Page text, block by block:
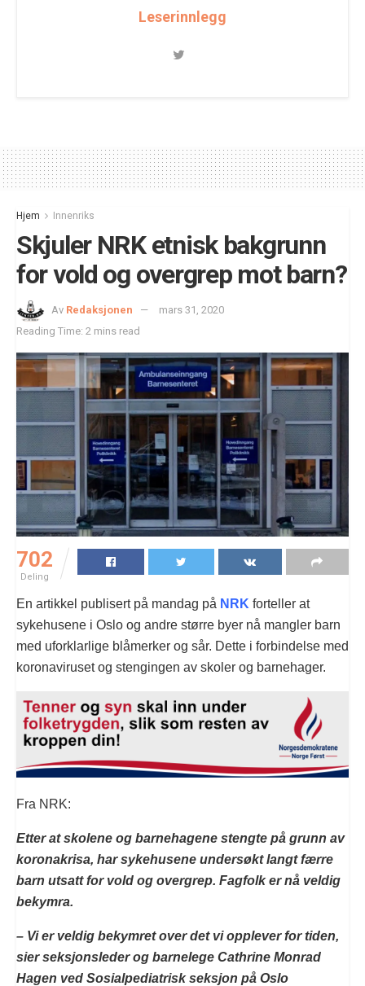
Leserinnlegg
Hjem Innenriks
Skjuler NRK etnisk bakgrunn
for vold og overgrep mot barn?
Av Redaksjonen
mars 31, 2020
Reading Time: 2 mins read
702
Deling
En artikkel publisert på mandag på NRK forteller at
sykehusene i Oslo og andre større byer nå mangler barn
med uforklarlige blåmerker og sår. Dette i forbindelse med
koronaviruset og stengingen av skoler og barnehager.
Fra NRK:
Etter at skolene og barnehagene stengte på grunn av
koronakrisa, har sykehusene undersøkt langt færre
barn utsatt for vold og overgrep. Fagfolk er nå veldig
bekymra.
– Vi er veldig bekymret over det vi opplever for tiden,
sier seksjonsleder og barnelege Cathrine Monrad
Hagen ved Sosialpediatrisk seksjon på Oslo